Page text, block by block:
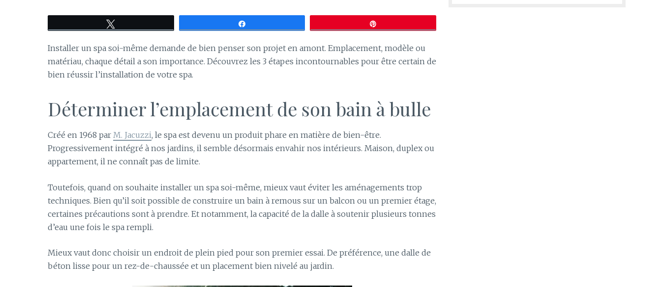
Installer un spa soi-même demande de bien penser son projet en amont. Emplacement, modèle ou
matériau, chaque détail a son importance. Découvrez les 3 étapes incontournables pour être certain de
bien réussir l’installation de votre spa.
Déterminer l’emplacement de son bain à bulle
Créé en 1968 par M. Jacuzzi, le spa est devenu un produit phare en matière de bien-être.
Progressivement intégré à nos jardins, il semble désormais envahir nos intérieurs. Maison, duplex ou
appartement, il ne connaît pas de limite.
Toutefois, quand on souhaite installer un spa soi-même, mieux vaut éviter les aménagements trop
techniques. Bien qu’il soit possible de construire un bain à remous sur un balcon ou un premier étage,
certaines précautions sont à prendre. Et notamment, la capacité de la dalle à soutenir plusieurs tonnes
d’eau une fois le spa rempli.
Mieux vaut donc choisir un endroit de plein pied pour son premier essai. De préférence, une dalle de
béton lisse pour un rez-de-chaussée et un placement bien nivelé au jardin.